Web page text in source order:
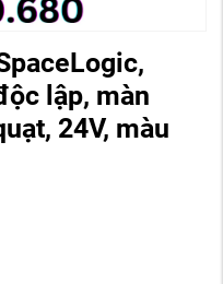
lập, màn
24V, màu